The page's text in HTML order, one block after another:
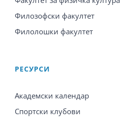
Филозофски факултет
Филолошки факултет
PЕСУРСИ
Академски календар
Спортски клубови